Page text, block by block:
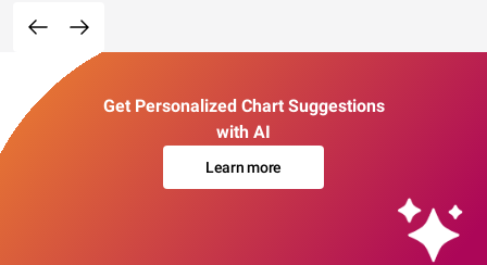
Get Personalized Chart Suggestions
with AI
Learn more